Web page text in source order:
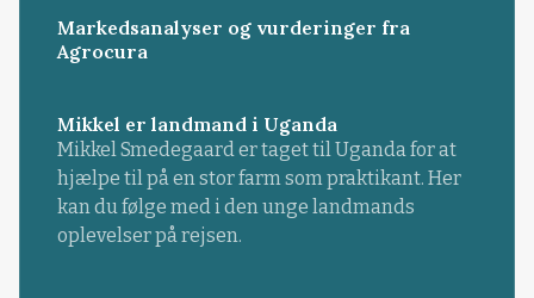
Markedsanalyser og vurderinger fra
Agrocura
Mikkel er landmand i Uganda
Mikkel Smedegaard er taget til Uganda for at
hjælpe til på en stor farm som praktikant. Her
kan du følge med i den unge landmands
oplevelser på rejsen.